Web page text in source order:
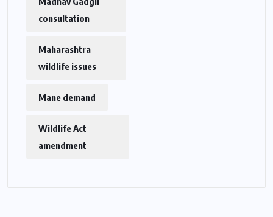
consultation
Maharashtra
wildlife issues
Mane demand
Wildlife Act
amendment